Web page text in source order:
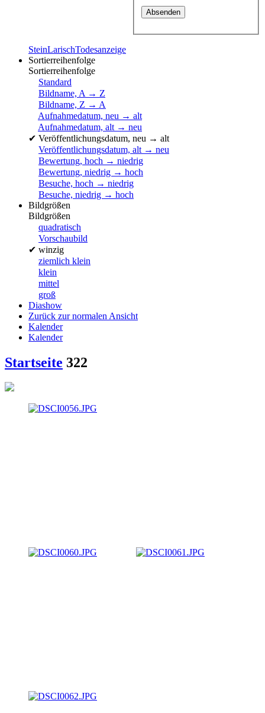
SteinLarischTodesanzeige
Sortierreihenfolge
Sortierreihenfolge
Standard
Bildname, A → Z
Bildname, Z → A
Aufnahmedatum, neu → alt
Aufnahmedatum, alt → neu
✔ Veröffentlichungsdatum, neu → alt
Veröffentlichungsdatum, alt → neu
Bewertung, hoch → niedrig
Bewertung, niedrig → hoch
Besuche, hoch → niedrig
Besuche, niedrig → hoch
Bildgrößen
Bildgrößen
quadratisch
Vorschaubild
✔ winzig
ziemlich klein
klein
mittel
groß
Diashow
Zurück zur normalen Ansicht
Kalender
Kalender
Startseite 322